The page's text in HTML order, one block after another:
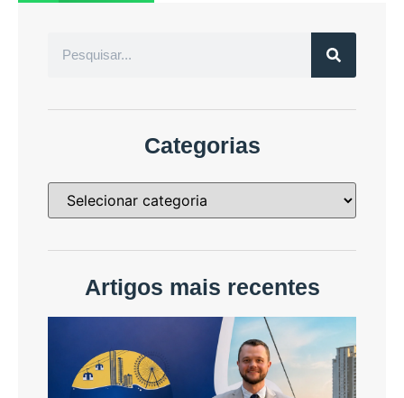
Categorias
Artigos mais recentes